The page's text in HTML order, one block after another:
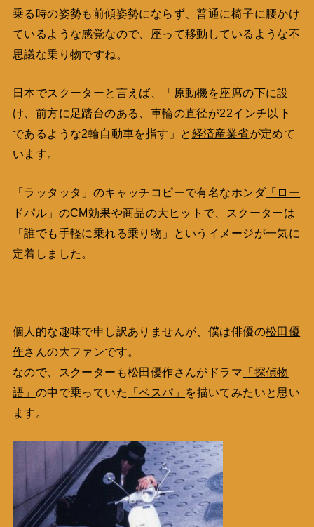
乗る時の姿勢も前傾姿勢にならず、普通に椅子に腰かけ
ているような感覚なので、座って移動しているような不
思議な乗り物ですね。
日本でスクーターと言えば、「原動機を座席の下に設
け、前方に足踏台のある、車輪の直径が22インチ以下
であるような2輪自動車を指す 」と 経済産業省が定めて
います。
「ラッタッタ」のキャッチコピーで有名なホンダ「ロー
ドパル」 のCM効果や商品の大ヒットで、スクーターは
「誰でも手軽に乗れる乗り物」というイメージが一気に
定着しました。
個人的な趣味で申し訳ありませんが、僕は俳優の松田優
作さんの大ファンです。
なので、スクーターも松田優作さんがドラマ 「探偵物
語」 の中で乗っていた 「ベスパ」
を描いてみたいと思い
ます。